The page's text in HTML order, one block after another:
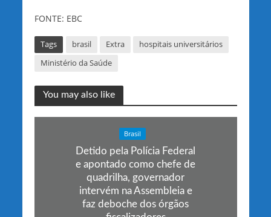
FONTE: EBC
Tags brasil Extra
hospitais universitários
Ministério da Saúde
You may also like
Brasil
Detido pela Polícia Federal
e apontado como chefe de
quadrilha, governador
intervém na Assembleia e
faz deboche dos órgãos